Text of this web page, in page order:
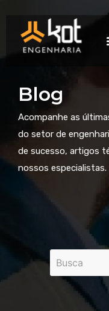
Blog
Acompanhe as
do setor de
de sucesso, artigos
nossos especialistas.